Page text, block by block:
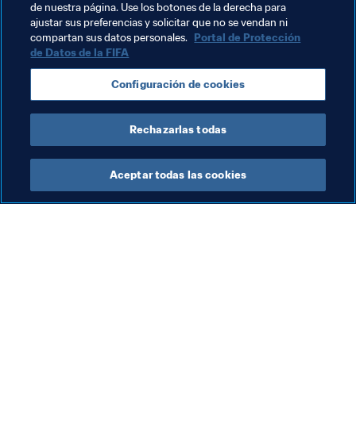
¿Con quién puedo ponerme en contacto?
Última actualización: miércoles, 25 de marzo de 2026,
18:28
de nuestra página. Use los botones de la derecha para
ajustar sus preferencias y solicitar que no se vendan ni
compartan sus datos personales. Portal de Protección
de Datos de la FIFA
Configuración de cookies
Rechazarlas todas
Aceptar todas las cookies